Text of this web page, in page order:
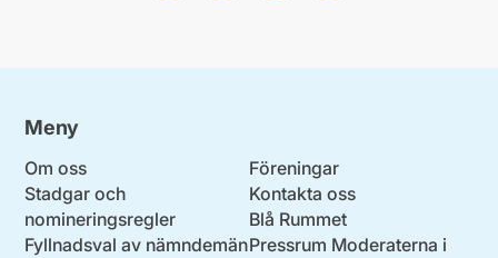
Meny
Om oss
Stadgar och
nomineringsregler
Fyllnadsval av nämndemän
Föreningar
Kontakta oss
Blå Rummet
Pressrum Moderaterna i